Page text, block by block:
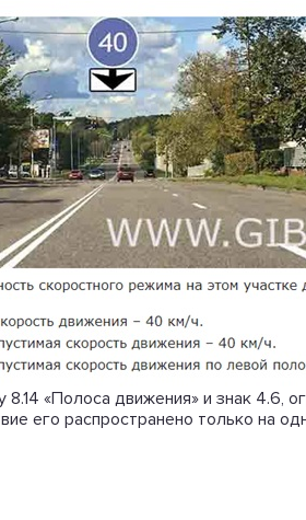
«Полоса движения» и знак 4.6,
его распространено только на